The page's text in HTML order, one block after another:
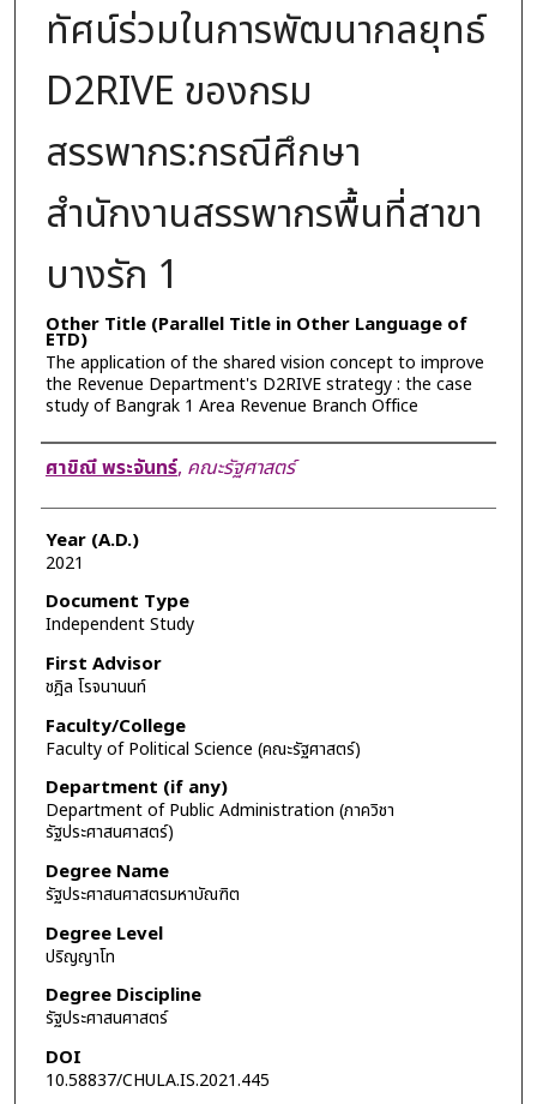
ทัศน์ร่วมในการพัฒนากลยุทธ์
D2RIVE ของกรม
สรรพากร:กรณีศึกษา
สำนักงานสรรพากรพื้นที่สาขา
บางรัก 1
Other Title (Parallel Title in Other Language of
ETD)
The application of the shared vision concept to improve
the Revenue Department's D2RIVE strategy : the case
study of Bangrak 1 Area Revenue Branch Office
Author
ศาขิณี พระจันทร์, คณะรัฐศาสตร์
Year (A.D.)
2021
Document Type
Independent Study
First Advisor
ชฎิล โรจนานนท์
Faculty/College
Faculty of Political Science (คณะรัฐศาสตร์)
Department (if any)
Department of Public Administration (ภาควิชา
รัฐประศาสนศาสตร์)
Degree Name
รัฐประศาสนศาสตรมหาบัณฑิต
Degree Level
ปริญญาโท
Degree Discipline
รัฐประศาสนศาสตร์
DOI
10.58837/CHULA.IS.2021.445